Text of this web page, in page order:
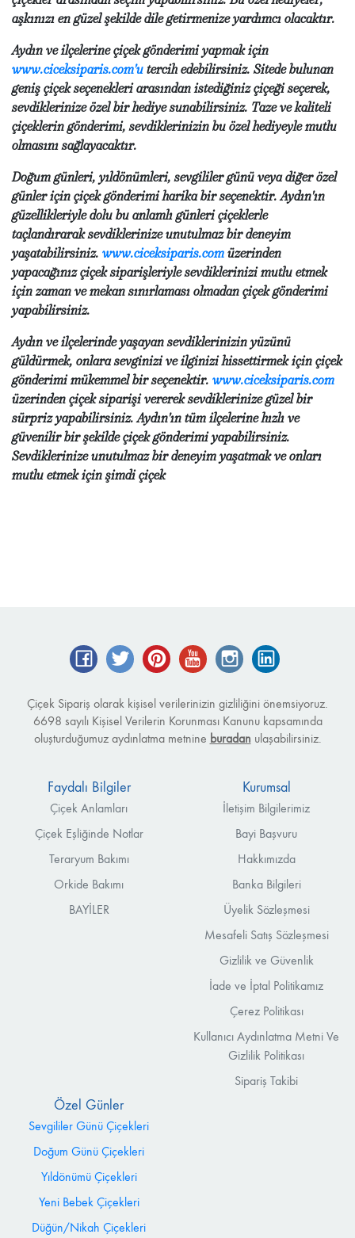
aşkınızı en güzel şekilde dile getirmenize yardımcı olacaktır.
Aydın ve ilçelerine çiçek gönderimi yapmak için
www.ciceksiparis.com'u tercih edebilirsiniz. Sitede bulunan
geniş çiçek seçenekleri arasından istediğiniz çiçeği seçerek,
sevdiklerinize özel bir hediye sunabilirsiniz. Taze ve kaliteli
çiçeklerin gönderimi, sevdiklerinizin bu özel hediyeyle mutlu
olmasını sağlayacaktır.
Doğum günleri, yıldönümleri, sevgililer günü veya diğer özel
günler için çiçek gönderimi harika bir seçenektir. Aydın'ın
güzellikleriyle dolu bu anlamlı günleri çiçeklerle
taçlandırarak sevdiklerinize unutulmaz bir deneyim
yaşatabilirsiniz. www.ciceksiparis.com üzerinden
yapacağınız çiçek siparişleriyle sevdiklerinizi mutlu etmek
için zaman ve mekan sınırlaması olmadan çiçek gönderimi
yapabilirsiniz.
Aydın ve ilçelerinde yaşayan sevdiklerinizin yüzünü
güldürmek, onlara sevginizi ve ilginizi hissettirmek için çiçek
gönderimi mükemmel bir seçenektir. www.ciceksiparis.com
üzerinden çiçek siparişi vererek sevdiklerinize güzel bir
sürpriz yapabilirsiniz. Aydın'ın tüm ilçelerine hızlı ve
güvenilir bir şekilde çiçek gönderimi yapabilirsiniz.
Sevdiklerinize unutulmaz bir deneyim yaşatmak ve onları
mutlu etmek için şimdi çiçek
FacebookTwitter Pinterest YouTube Instagram
Çiçek Sipariş olarak kişisel verilerinizin gizliliğini önemsiyoruz.
6698 sayılı Kişisel Verilerin Korunması Kanunu kapsamında
oluşturduğumuz aydınlatma metnine buradan ulaşabilirsiniz.
Faydalı Bilgiler
Çiçek Anlamları
Çiçek Eşliğinde Notlar
Teraryum Bakımı
Orkide Bakımı
BAYİLER
Kurumsal
İletişim Bilgilerimiz
Bayi Başvuru
Hakkımızda
Banka Bilgileri
Üyelik Sözleşmesi
Mesafeli Satış Sözleşmesi
Gizlilik ve Güvenlik
İade ve İptal Politikamız
Çerez Politikası
Kullanıcı Aydınlatma Metni Ve
Gizlilik Politikası
Sipariş Takibi
Özel Günler
Sevgililer Günü Çiçekleri
Doğum Günü Çiçekleri
Yıldönümü Çiçekleri
Yeni Bebek Çiçekleri
Düğün/Nikah Çiçekleri